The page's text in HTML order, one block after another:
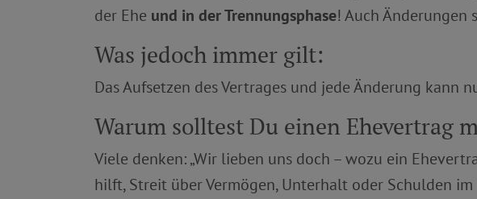
der Ehe und in der Trennungsphase! Auch Änderungen
Was jedoch immer gilt:
Das Aufsetzen des Vertrages und jede Änderung kann
Warum solltest Du einen Ehevertrag
Viele denken: „Wir lieben uns doch – wozu ein
hilft, Streit über Vermögen, Unterhalt oder Schulden